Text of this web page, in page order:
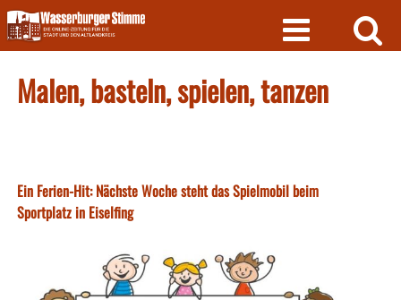
Skip
to
content
Malen, basteln, spielen, tanzen
Ein Ferien-Hit: Nächste Woche steht das Spielmobil beim
Sportplatz in Eiselfing